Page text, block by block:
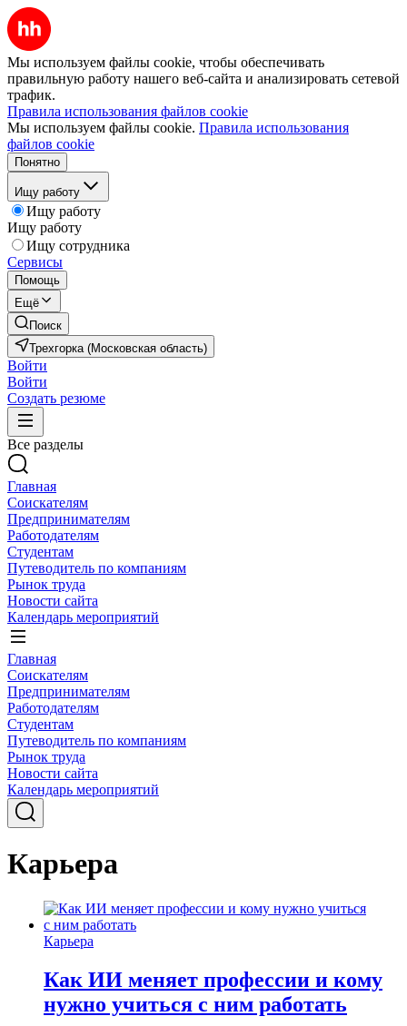
Мы используем файлы cookie, чтобы обеспечивать
правильную работу нашего веб-сайта и анализировать сетевой
трафик.
Правила использования файлов cookie
Мы используем файлы cookie. Правила использования
файлов cookie
Понятно
Ищу работу
Ищу работу
Ищу работу
Ищу сотрудника
Сервисы
Помощь
Ещё
Поиск
Трехгорка (Московская область)
Войти
Войти
Создать резюме
Все разделы
Главная
Соискателям
Предпринимателям
Работодателям
Студентам
Путеводитель по компаниям
Рынок труда
Новости сайта
Календарь мероприятий
Главная
Соискателям
Предпринимателям
Работодателям
Студентам
Путеводитель по компаниям
Рынок труда
Новости сайта
Календарь мероприятий
Карьера
Карьера
Как ИИ меняет профессии и кому
нужно учиться с ним работать